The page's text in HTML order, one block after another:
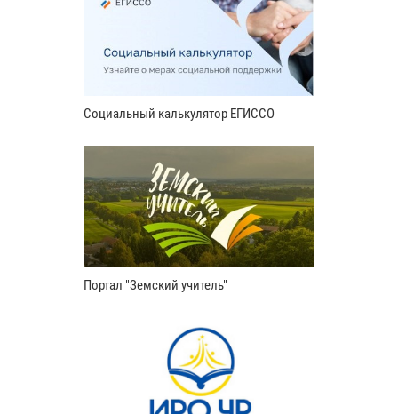
Социальный калькулятор ЕГИССО
Портал "Земский учитель"